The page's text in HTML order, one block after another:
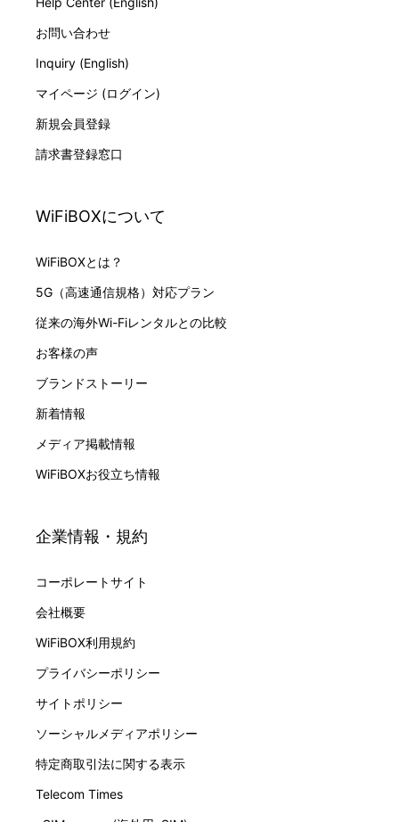
お問い合わせ
Inquiry (English)
マイページ (ログイン)
新規会員登録
請求書登録窓口
WiFiBOXについて
WiFiBOXとは？
5G（高速通信規格）対応プラン
従来の海外Wi-Fiレンタルとの比較
お客様の声
ブランドストーリー
新着情報
メディア掲載情報
WiFiBOXお役立ち情報
企業情報・規約
コーポレートサイト
会社概要
WiFiBOX利用規約
プライバシーポリシー
サイトポリシー
ソーシャルメディアポリシー
特定商取引法に関する表示
Telecom Times